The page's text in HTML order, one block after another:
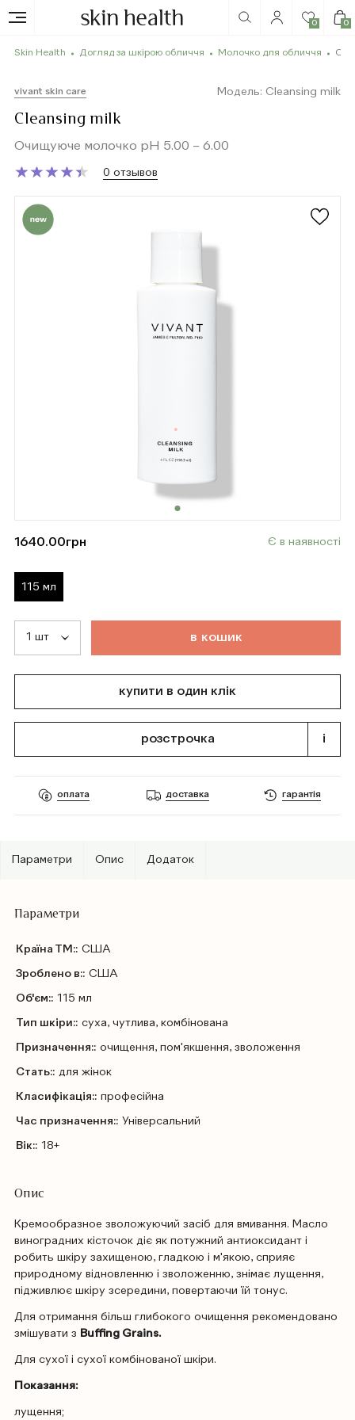
0 0
Skin Health Догляд за шкірою обличчя Молочко для обличчя
vivant skin care Модель: Cleansing milk
Cleansing milk
Очищуюче молочко pH 5.00 – 6.00
★
★★
★★
★★
★★
★ 0 отзывов
1640.00грн Є в наявності
115 мл
в кошик
купити в один клік
розстрочка i
оплата доставка гарантія
Параметри Опис Додаток
Параметри
Країна ТМ:: США
Зроблено в:: США
Об'єм:: 115 мл
Тип шкіри:: суха, чутлива, комбінована
Призначення:: очищення, пом'якшення, зволоження
Стать:: для жінок
Класифікація:: професійна
Час призначення:: Універсальний
Вік:: 18+
Опис
Кремообразное зволожуючий засіб для вмивання. Масло
виноградних кісточок діє як потужний антиоксидант і
робить шкіру захищеною, гладкою і м'якою, сприяє
природному відновленню і зволоженню, знімає лущення,
підживлює шкіру зсередини, повертаючи їй тонус.
Для отримання більш глибокого очищення рекомендовано
змішувати з Buffing Grains.
Для сухої і сухої комбінованої шкіри.
Показання:
лущення;